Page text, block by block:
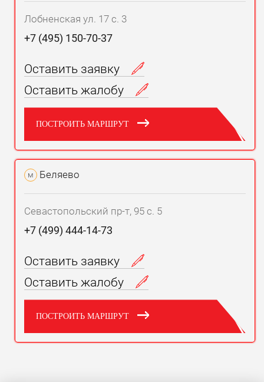
Лобненская ул. 17 с. 3
+7 (495) 150-70-37
Оставить заявку
Оставить жалобу
ПОСТРОИТЬ МАРШРУТ
м Беляево
Севастопольский пр-т, 95 с. 5
+7 (499) 444-14-73
Оставить заявку
Оставить жалобу
ПОСТРОИТЬ МАРШРУТ